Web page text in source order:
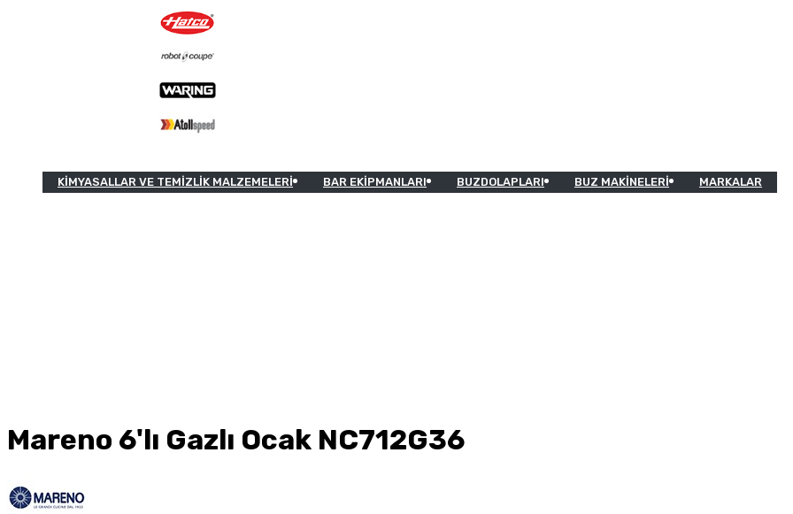
KIMYASALLAR VE TEMIZLIK MALZEMELERI BAR EKIPMANLARI BUZDOLAPLARI BUZ MAKINELERI MARKALAR
Mareno 6'lı Gazlı Ocak NC712G36